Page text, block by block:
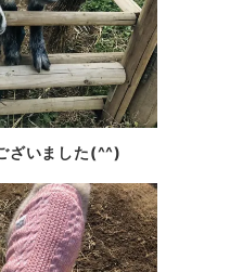
ざいました(^^)